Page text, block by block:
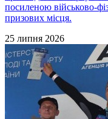
посиленою військово-
призових місця.
25 липня 2026